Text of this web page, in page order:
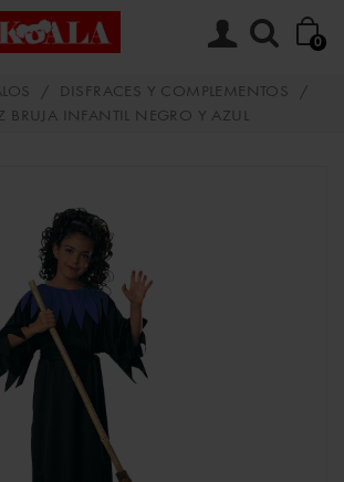
0
/ DISFRACES Y COMPLEMENTOS
/
BRUJA INFANTIL NEGRO Y AZUL